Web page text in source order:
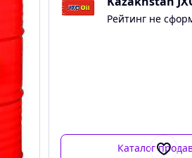
Рейтинг не
Каталог